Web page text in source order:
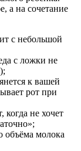
а на сочетание
с небольшой
с ложки не
к вашей
рот при
когда не хочет
объёма молока